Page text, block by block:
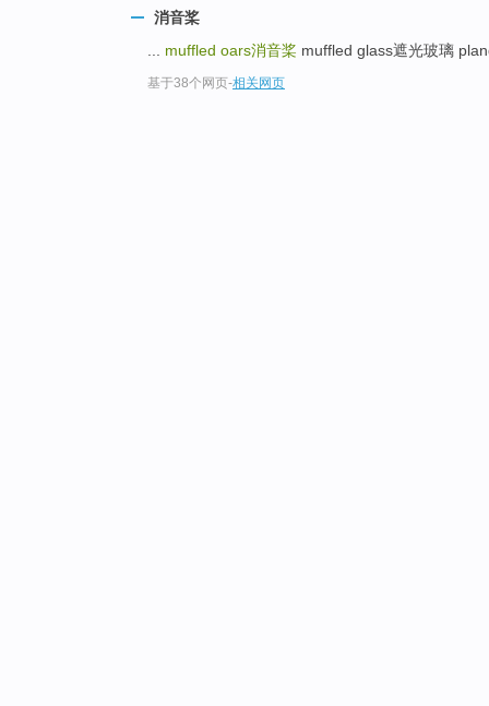
消音桨
muffled oars消音桨 muffled glass遮光玻璃
基于38个网页-相关网页